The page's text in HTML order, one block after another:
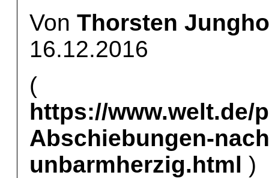
Von Thorsten
16.12.2016
(
https://www.welt.de/
Abschiebungen-
unbarmherzig.html )